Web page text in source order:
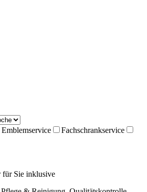
Fachschrankservice
für Sie inklusive